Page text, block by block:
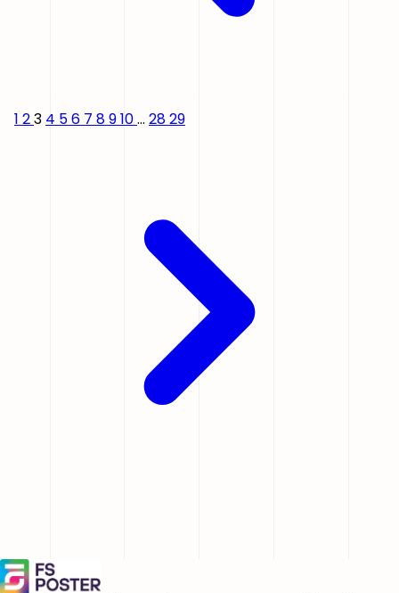
1 23 4 56 7 8910... 2829